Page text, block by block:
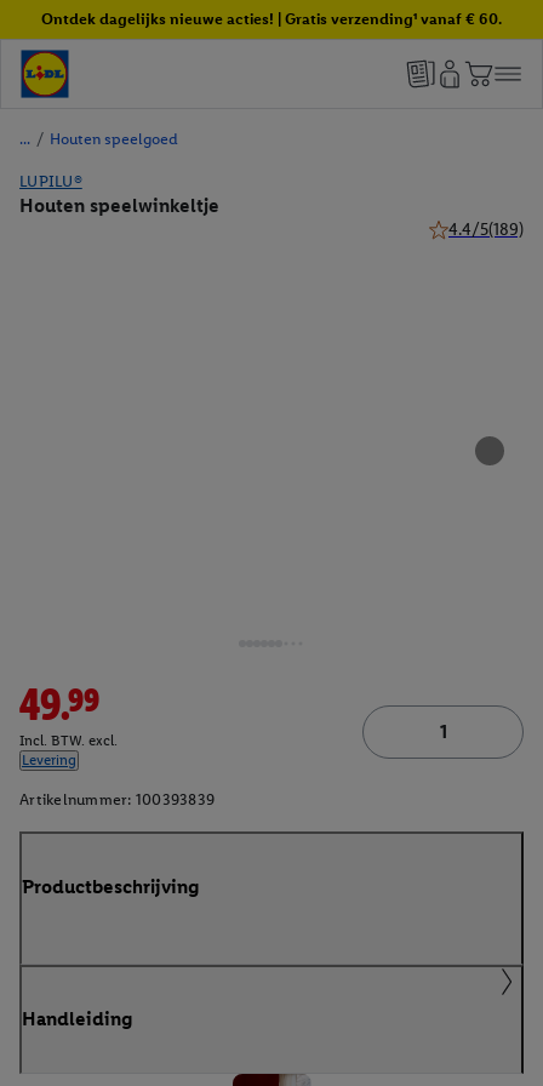
Ontdek dagelijks nieuwe acties! | Gratis verzending¹ vanaf € 60.
/ Houten speelgoed
LUPILU®
Houten speelwinkeltje
4.4/5(189)
49.99
Incl. BTW. excl.
Levering
Artikelnummer: 100393839
Productbeschrijving
Handleiding